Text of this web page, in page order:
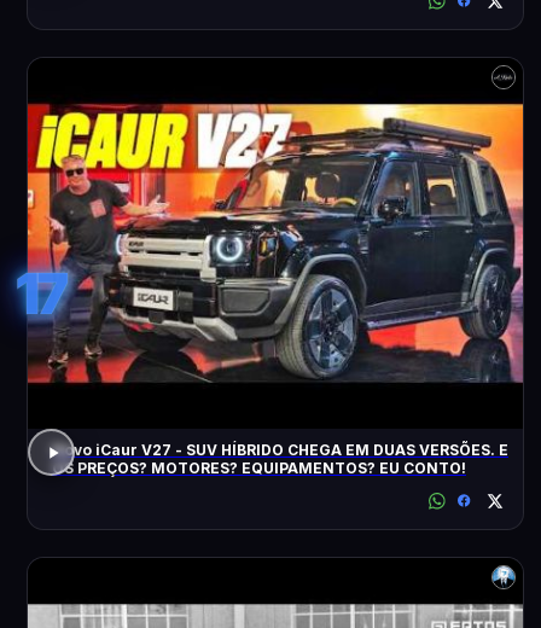
17
Novo iCaur V27 - SUV HÍBRIDO CHEGA EM DUAS VERSÕES. E
OS PREÇOS? MOTORES? EQUIPAMENTOS? EU CONTO!